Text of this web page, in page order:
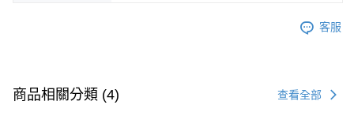
客服
商品相關分類 (4) 查看全部